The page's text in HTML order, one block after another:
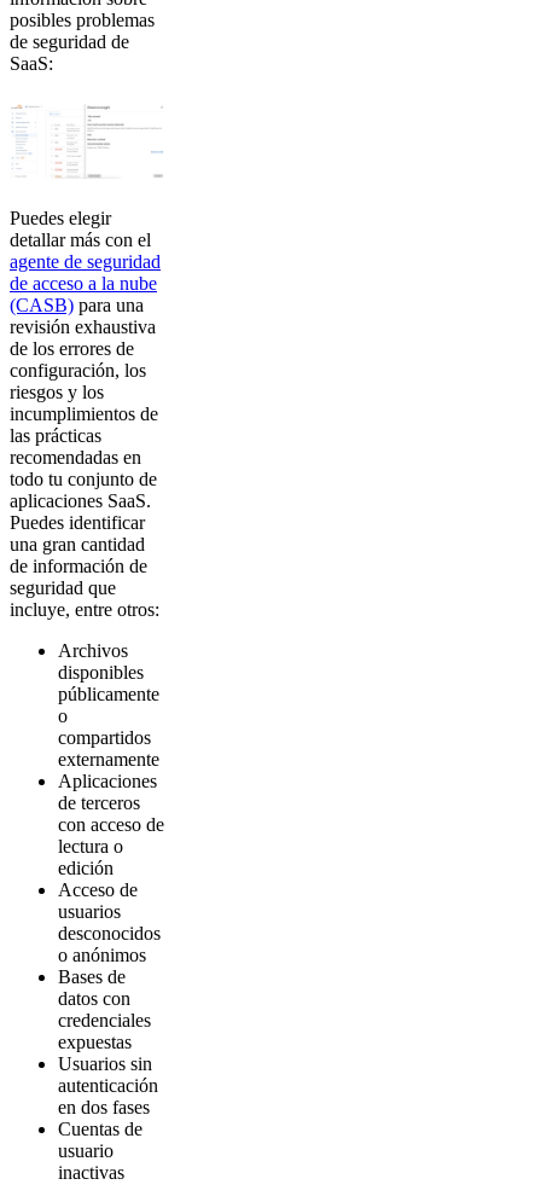
posibles problemas
de seguridad de
SaaS:
Puedes elegir
detallar más con el
agente de seguridad
de acceso a la nube
(CASB) para una
revisión exhaustiva
de los errores de
configuración, los
riesgos y los
incumplimientos de
las prácticas
recomendadas en
todo tu conjunto de
aplicaciones SaaS.
Puedes identificar
una gran cantidad
de información de
seguridad que
incluye, entre otros:
Archivos
disponibles
públicamente
o
compartidos
externamente
Aplicaciones
de terceros
con acceso de
lectura o
edición
Acceso de
usuarios
desconocidos
o anónimos
Bases de
datos con
credenciales
expuestas
Usuarios sin
autenticación
en dos fases
Cuentas de
usuario
inactivas